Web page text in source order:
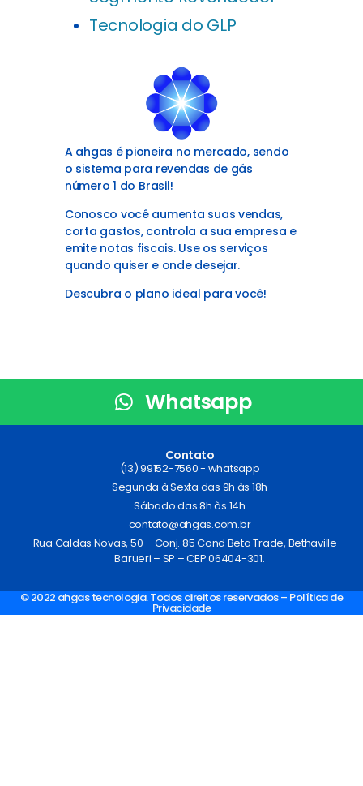
Tecnologia do GLP
A ahgas é pioneira no mercado, sendo
o sistema para revendas de gás
número1 do Brasil!
Conosco você aumenta suas vendas,
corta gastos, controla a sua empresa e
emite notas fiscais. Use os serviços
quando quiser e onde desejar.
Descubra o plano ideal para você!
Whatsapp
Contato
(13) 99152-7560 - whatsapp
Segunda à Sexta das 9h às 18h
Sábado das 8h às 14h
contato@ahgas.com.br
Rua Caldas Novas, 50 – Conj. 85 Cond Beta Trade, Bethaville –
Barueri – SP – CEP 06404-301.
© 2022 ahgas tecnologia. Todos direitos reservados – Política de
Privacidade